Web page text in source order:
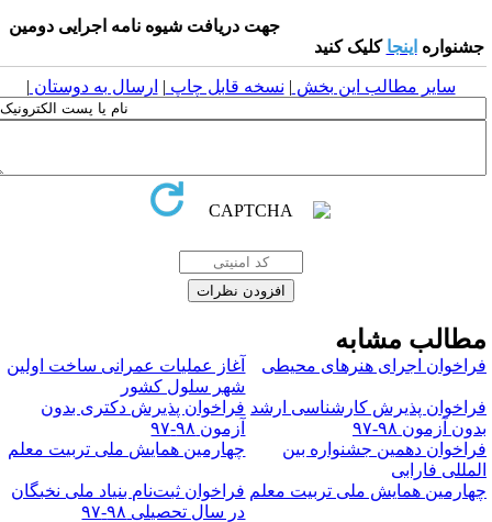
جهت دریافت شیوه نامه اجرایی دومین
اینجاکلیک کنید
سایر مطالب این بخش | نسخه قابل چاپ| ارسال به دوستان|
مشابه
اجرای هنرهای محیطی
آغاز عملیات عمرانی ساخت اولین
شهر سلول کشور
پذیرش کارشناسی ارشد
آزمون ۹۸-۹۷
فراخوان پذیرش دکتری بدون
آزمون ۹۸-۹۷
دهمین جشنواره بین
فارابی
چهارمین همایش ملی تربیت معلم
همایش ملی تربیت معلم فراخوان ثبت‌نام بنیاد ملی نخبگان
در سال تحصیلی ۹۸-۹۷